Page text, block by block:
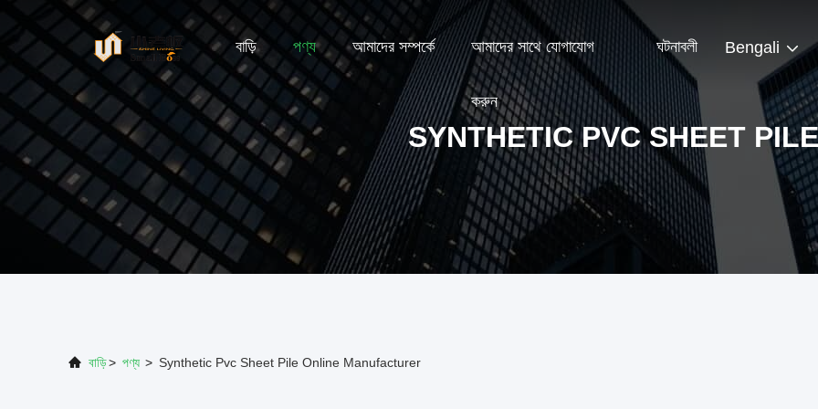
বাড়ি পণ্য আমাদের সম্পর্কে আমাদের সাথে যোগাযোগ
করুন
ঘটনাবলী Bengali
SYNTHETIC PVC SHEET PILE
বাড়ি> পণ্য > Synthetic Pvc Sheet Pile Online Manufacturer